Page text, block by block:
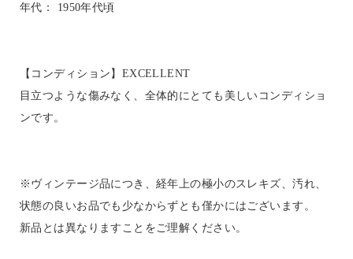
年代： 1950年代頃
【コンディション】EXCELLENT
目立つような傷みなく、全体的にとても美しいコンディショ
ンです。
※ヴィンテージ品につき、経年上の極小のスレキズ、汚れ、
状態の良いお品でも少なからずとも僅かにはございます。
新品とは異なりますことをご理解ください。